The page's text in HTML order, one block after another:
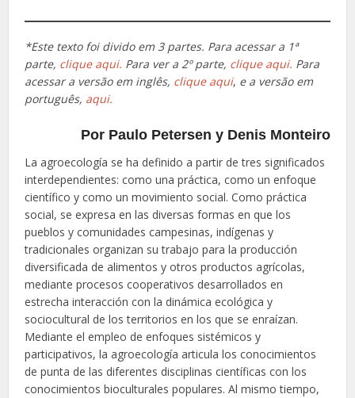
*Este texto foi divido em 3 partes. Para acessar a 1ª
parte, clique aqui. Para ver a 2º parte, clique aqui. Para
acessar a versão em inglês, clique aqui, e a versão em
português, aqui.
Por Paulo Petersen y Denis Monteiro
La agroecología se ha definido a partir de tres significados
interdependientes: como una práctica, como un enfoque
científico y como un movimiento social. Como práctica
social, se expresa en las diversas formas en que los
pueblos y comunidades campesinas, indígenas y
tradicionales organizan su trabajo para la producción
diversificada de alimentos y otros productos agrícolas,
mediante procesos cooperativos desarrollados en
estrecha interacción con la dinámica ecológica y
sociocultural de los territorios en los que se enraízan.
Mediante el empleo de enfoques sistémicos y
participativos, la agroecología articula los conocimientos
de punta de las diferentes disciplinas científicas con los
conocimientos bioculturales populares. Al mismo tiempo,